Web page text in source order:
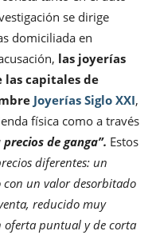
se dirige
domiciliada en
las joyerías
las capitales de
Joyerías Siglo XXI,
física como a través
de ganga”. Estos
diferentes: un
un valor desorbitado
reducido muy
oferta puntual y de corta